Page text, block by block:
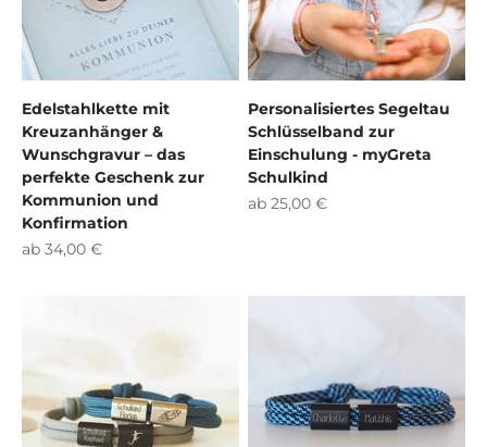
Edelstahlkette mit
Kreuzanhänger &
Wunschgravur – das
perfekte Geschenk zur
Kommunion und
Konfirmation
Angebot
ab 34,00 €
Personalisiertes Segeltau
Schlüsselband zur
Einschulung - myGreta
Schulkind
Angebot
ab 25,00 €